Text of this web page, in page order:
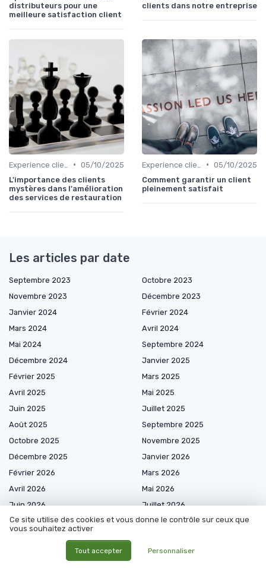
distributeurs pour une
meilleure satisfaction client
clients dans notre entreprise
• 05/10/2025
L'importance des clients
mystères dans l'amélioration
des services de restauration
• 05/10/2025
Comment garantir un client
pleinement satisfait
Les articles par date
Septembre 2023
Octobre 2023
Novembre 2023
Décembre 2023
Janvier 2024
Février 2024
Mars 2024
Avril 2024
Mai 2024
Septembre 2024
Décembre 2024
Janvier 2025
Février 2025
Mars 2025
Avril 2025
Mai 2025
Juin 2025
Juillet 2025
Août 2025
Septembre 2025
Octobre 2025
Novembre 2025
Décembre 2025
Janvier 2026
Février 2026
Mars 2026
Avril 2026
Mai 2026
Juin 2026
Juillet 2026
Août 2026
Ce site utilise des cookies et vous donne le contrôle sur ceux que
vous souhaitez activer
Tout accepter Personnaliser